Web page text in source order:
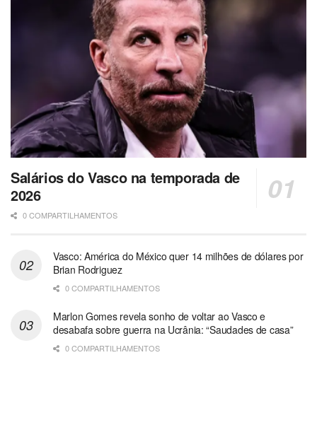
Salários do Vasco na temporada de
2026
0 COMPARTILHAMENTOS
Vasco: América do México quer 14 milhões de dólares por
Brian Rodriguez
0 COMPARTILHAMENTOS
Marlon Gomes revela sonho de voltar ao Vasco e
desabafa sobre guerra na Ucrânia: “Saudades de casa”
0 COMPARTILHAMENTOS